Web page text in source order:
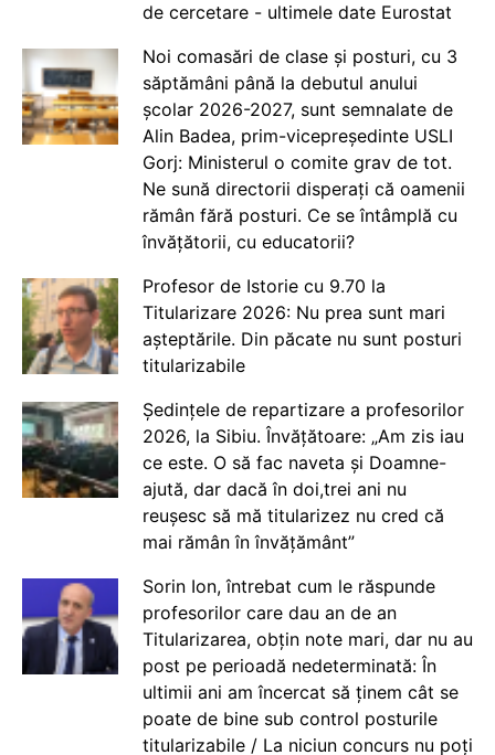
de cercetare - ultimele date Eurostat
Noi comasări de clase și posturi, cu 3
săptămâni până la debutul anului
școlar 2026-2027, sunt semnalate de
Alin Badea, prim-vicepreședinte USLI
Gorj: Ministerul o comite grav de tot.
Ne sună directorii disperați că oamenii
rămân fără posturi. Ce se întâmplă cu
învățătorii, cu educatorii?
Profesor de Istorie cu 9.70 la
Titularizare 2026: Nu prea sunt mari
așteptările. Din păcate nu sunt posturi
titularizabile
Ședințele de repartizare a profesorilor
2026, la Sibiu. Învățătoare: „Am zis iau
ce este. O să fac naveta și Doamne-
ajută, dar dacă în doi,trei ani nu
reușesc să mă titularizez nu cred că
mai rămân în învățământ”
Sorin Ion, întrebat cum le răspunde
profesorilor care dau an de an
Titularizarea, obțin note mari, dar nu au
post pe perioadă nedeterminată: În
ultimii ani am încercat să ținem cât se
poate de bine sub control posturile
titularizabile / La niciun concurs nu poți